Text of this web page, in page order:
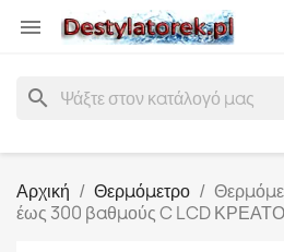

search
Αρχική Θερμόμετρο
έως 300 βαθμούς C LCD